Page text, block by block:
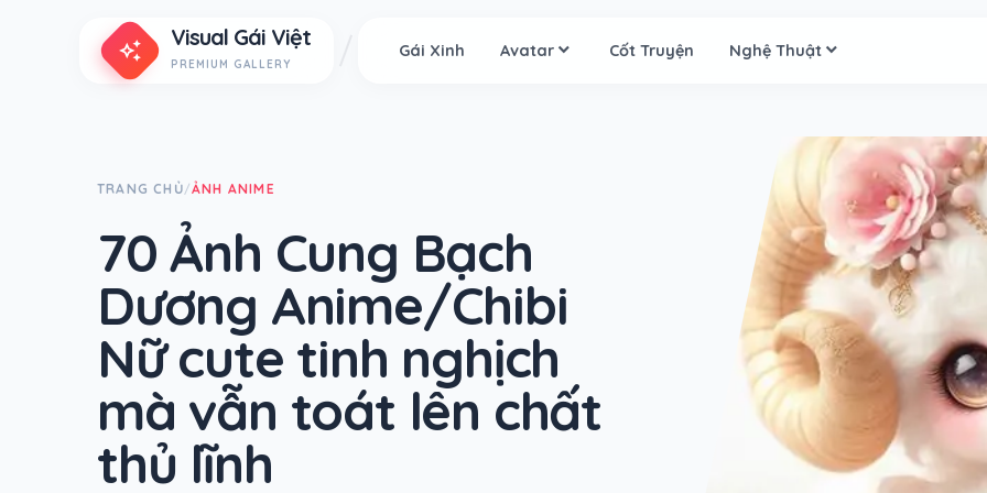
auto_awesome Visual Gái Việt
PREMIUM GALLERY
Gái Xinh Avatar Cốt Truyện Nghệ Thuật
TRANG CHỦ/ẢNH ANIME
70 Ảnh Cung Bạch
Dương Anime/Chibi
Nữ cute tinh nghịch
mà vẫn toát lên chất
thủ lĩnh